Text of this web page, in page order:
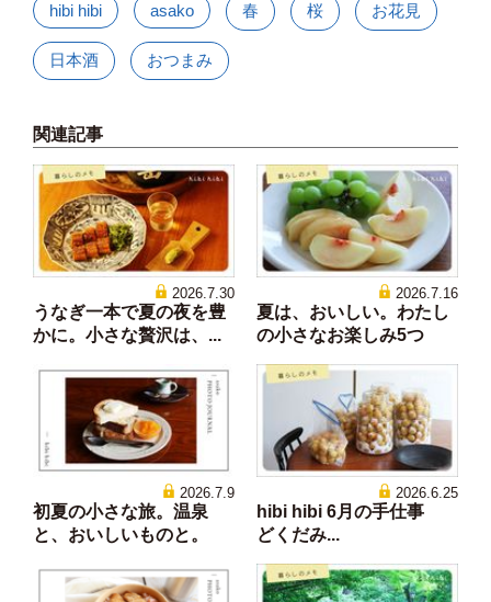
hibi hibi asako 春 桜 お花見
日本酒 おつまみ
関連記事
2026.7.30
うなぎ一本で夏の夜を豊
かに。小さな贅沢は、...
2026.7.16
夏は、おいしい。わたし
の小さなお楽しみ5つ
2026.7.9
初夏の小さな旅。温泉
と、おいしいものと。
2026.6.25
hibi hibi 6月の手仕事
どくだみ...